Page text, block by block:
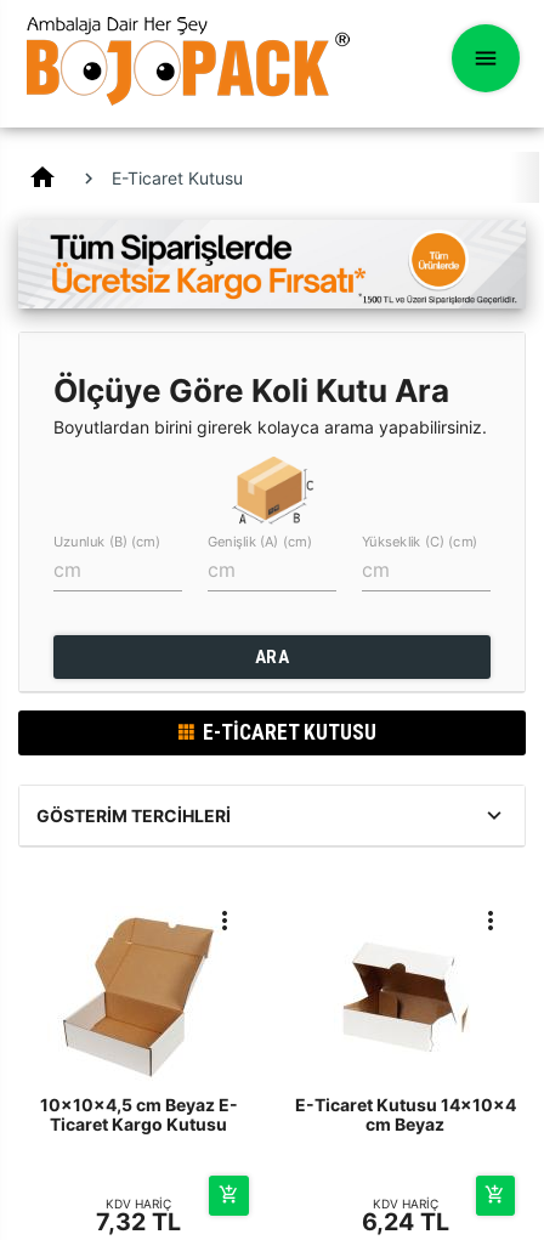
home E-Ticaret Kutusu
Ölçüye Göre Koli Kutu Ara
Boyutlardan birini girerek kolayca arama yapabilirsiniz.
Uzunluk (B) (cm) Genişlik (A) (cm) Yükseklik (C) (cm)
ARA
E-TICARET KUTUSU
GÖSTERIM TERCIHLERI
10x10x4,5 cm Beyaz E-
Ticaret Kargo Kutusu
KDV HARİÇ
7,32 TL
E-Ticaret Kutusu 14x10x4
cm Beyaz
KDV HARİÇ
6,24 TL